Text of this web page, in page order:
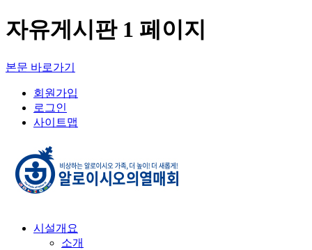
자유게시판 1 페이지
본문 바로가기
회원가입
로그인
사이트맵
시설개요
소개